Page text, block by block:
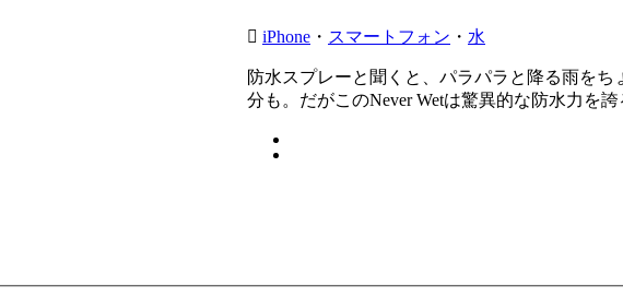
iPhone ・ スマートフォン ・ 水
防水スプレーと聞くと、パラパラと降る雨を
分も。だがこのNever Wetは驚異的な防水力を誇